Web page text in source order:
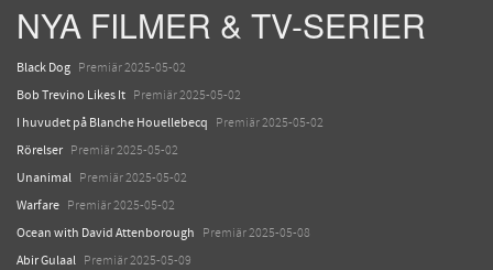
NYA FILMER & TV-SERIER
Black Dog Premiär 2025-05-02
Bob Trevino Likes It Premiär 2025-05-02
I huvudet på Blanche Houellebecq Premiär 2025-05-02
Rörelser Premiär 2025-05-02
Unanimal Premiär 2025-05-02
Warfare Premiär 2025-05-02
Ocean with David Attenborough Premiär 2025-05-08
Abir Gulaal Premiär 2025-05-09